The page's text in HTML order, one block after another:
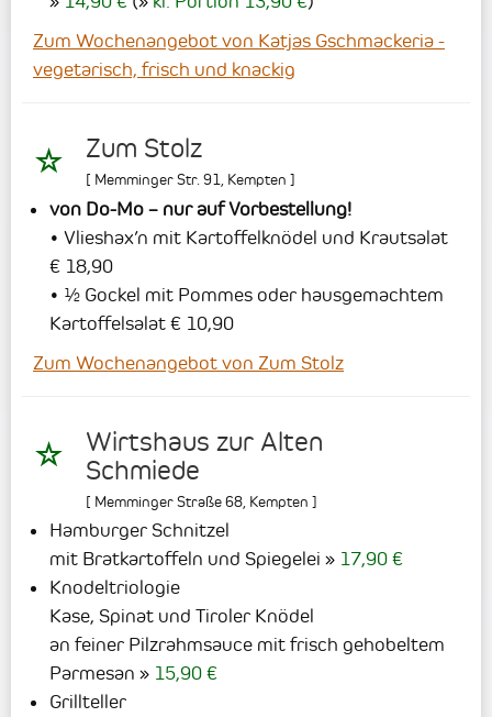
Zum Wochenangebot von Katjas Gschmackeria -
vegetarisch, frisch und knackig
Zum Stolz
[ Memminger Str. 91 Kempten ]
von Do-Mo – nur auf Vorbestellung!
• Vlieshax’n mit Kartoffelknödel und Krautsalat
€ 18,90
• ½ Gockel mit Pommes oder hausgemachtem
Kartoffelsalat € 10,90
Zum Wochenangebot von Zum Stolz
Wirtshaus zur Alten
Schmiede
[ Memminger Straße 68 Kempten ]
Hamburger Schnitzel
mit Bratkartoffeln und Spiegelei
17,90 €
Knodeltriologie
Kase, Spinat und Tiroler Knödel
an feiner Pilzrahmsauce mit frisch gehobeltem
Parmesan
15,90 €
Grillteller